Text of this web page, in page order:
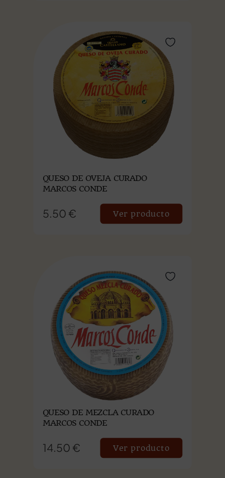
QUESO DE OVEJA CURADO
MARCOS CONDE
5.50 € Ver producto
QUESO DE MEZCLA CURADO
MARCOS CONDE
14.50 € Ver producto